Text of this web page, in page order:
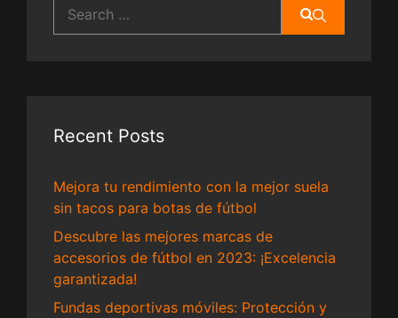
for:
Recent Posts
Mejora tu rendimiento con la mejor suela
sin tacos para botas de fútbol
Descubre las mejores marcas de
accesorios de fútbol en 2023: ¡Excelencia
garantizada!
Fundas deportivas móviles: Protección y